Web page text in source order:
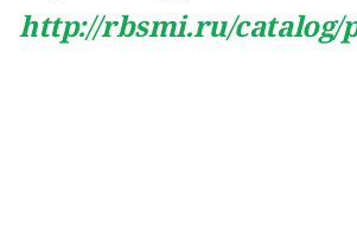
http://rbsmi.ru/catalog/